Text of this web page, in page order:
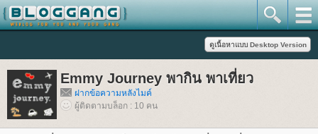
Emmy Journey พากิน พาเที่ยว
ฝากข้อความหลังไมค์
ผู้ติดตามบล็อก : 10 คน